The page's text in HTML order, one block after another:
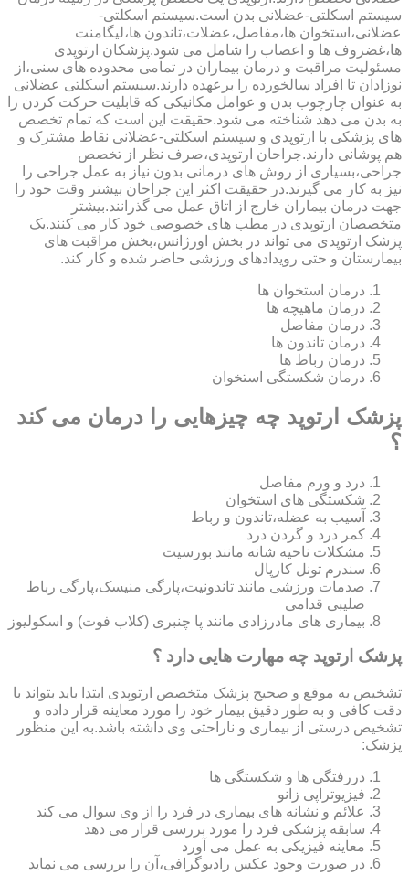
سیستم اسکلتی-عضلانی بدن است.سیستم اسکلتی-
عضلانی،استخوان ها،مفاصل،عضلات،تاندون ها،لیگامنت
ها،غضروف ها و اعصاب را شامل می شود.پزشکان ارتوپدی
مسئولیت مراقبت و درمان بیماران در تمامی محدوده های سنی،از
نوزادان تا افراد سالخورده را برعهده دارند.سیستم اسکلتی عضلانی
به عنوان چارچوب بدن و عوامل مکانیکی که قابلیت حرکت کردن را
به بدن می دهد شناخته می شود.حقیقت این است که تمام تخصص
های پزشکی با ارتوپدی و سیستم اسکلتی-عضلانی نقاط مشترک و
هم پوشانی دارند.جراحان ارتوپدی،صرف نظر از تخصص
جراحی،بسیاری از روش های درمانی بدون نیاز به عمل جراحی را
نیز به کار می گیرند.در حقیقت اکثر این جراحان بیشتر وقت خود را
جهت درمان بیماران خارج از اتاق عمل می گذرانند.بیشتر
متخصصان ارتوپدی در مطب های خصوصی خود کار می کنند.یک
پزشک ارتوپدی می تواند در بخش اورژانس،بخش مراقبت های
بیمارستان و حتی رویدادهای ورزشی حاضر شده و کار کند.
درمان استخوان ها
درمان ماهیچه ها
درمان مفاصل
درمان تاندون ها
درمان رباط ها
درمان شکستگی استخوان
پزشک ارتوپد چه چیزهایی را درمان می کند
؟
درد و ورم مفاصل
شکستگی های استخوان
آسیب به عضله،تاندون و رباط
کمر درد و گردن درد
مشکلات ناحیه شانه مانند بورسیت
سندرم تونل کارپال
صدمات ورزشی مانند تاندونیت،پارگی منیسک،پارگی رباط
صلیبی قدامی
بیماری های مادرزادی مانند پا چنبری (کلاب فوت) و اسکولیوز
پزشک ارتوپد چه مهارت هایی دارد ؟
تشخیص به موقع و صحیح پزشک متخصص ارتوپدی ابتدا باید بتواند با
دقت کافی و به طور دقیق بیمار خود را مورد معاینه قرار داده و
تشخیص درستی از بیماری و ناراحتی وی داشته باشد.به این منظور
پزشک:
دررفتگی ها و شکستگی ها
فیزیوتراپی زانو
علائم و نشانه های بیماری در فرد را از وی سوال می کند
سابقه پزشکی فرد را مورد بررسی قرار می دهد
معاینه فیزیکی به عمل می آورد
در صورت وجود عکس رادیوگرافی،آن را بررسی می‎ نماید